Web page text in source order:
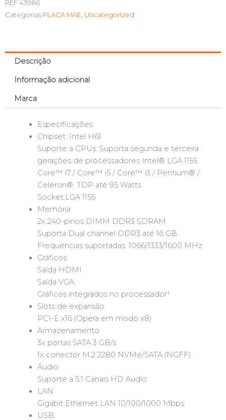
REF43986
Categorias PLACA MAE, Uncategorized
Descrição
Informação adicional
Marca
Especificações:
Chipset: Intel H61
Suporte a CPUs: Suporta segunda e terceira
gerações de processadores Intel® LGA 1155
Core™ i7 / Core™ i5 / Core™ i3 / Pentium® /
Celeron®. TDP até 95 Watts
Socket:LGA 1155
Memória
2x 240-pinos DIMM DDR3 SDRAM
Suporta Dual channel DDR3 até 16 GB
Frequências suportadas: 1066/1333/1600 MHz
Gráficos
Saída HDMI
Saída VGA
Gráficos integrados no processador¹
Slots de expansão
PCI-E x16 (Opera em modo x8)
Armazenamento
3x portas SATA 3 GB/s
1x conector M.2 2280 NVMe/SATA (NGFF)
Áudio
Suporte a 5.1 Canais HD Audio
LAN
Gigabit Ethernet LAN 10/100/1000 Mbps
USB